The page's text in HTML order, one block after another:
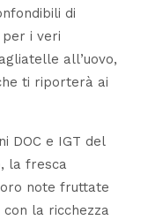
di
i veri
all’uovo,
ti riporterà ai
DOC e IGT del
la fresca
note fruttate
la ricchezza